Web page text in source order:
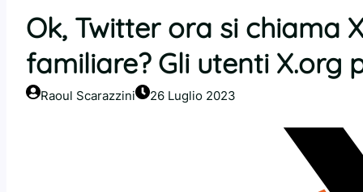
Ok, Twitter ora si chiama
familiare? Gli utenti X.org
Raoul Scarazzini 26 Luglio 2023